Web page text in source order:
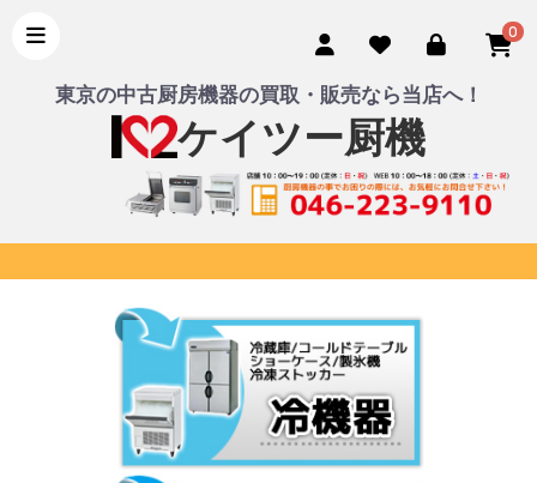
0
東京の中古厨房機器の買取・販売なら当店へ！
ケイツー厨機